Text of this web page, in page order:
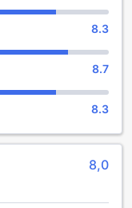
8.3
8.7
8.3
8,0